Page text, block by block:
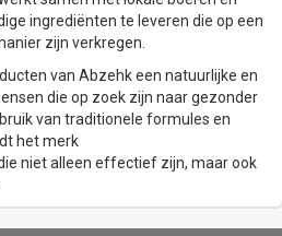
ingrediënten te leveren die op een
zijn verkregen.
van Abzehk een natuurlijke en
die op zoek zijn naar gezonder
van traditionele formules en
het merk
niet alleen effectief zijn, maar ook